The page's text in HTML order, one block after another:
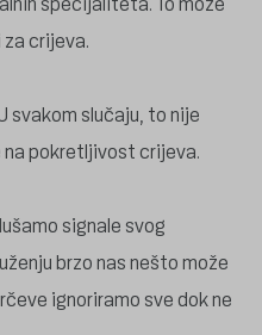
crijeva.
svakom slučaju, to nije
pokretljivost crijeva.
signale svog
brzo nas nešto može
ignoriramo sve dok ne